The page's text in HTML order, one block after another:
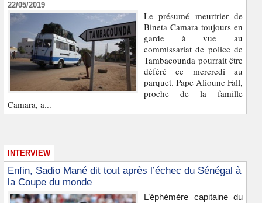
22/05/2019
Le présumé meurtrier de
Bineta Camara toujours en
garde à vue au
commissariat de police de
Tambacounda pourrait être
déféré ce mercredi au
parquet. Pape Alioune Fall,
proche de la famille
Camara, a...
INTERVIEW
Enfin, Sadio Mané dit tout après l’échec du Sénégal à
la Coupe du monde
L’éphémère capitaine du